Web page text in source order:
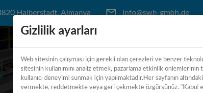
Halberstadt, Almanya info@swh-gmbh.de
ANA
Gizlilik ayarları
Web sitesinin çalışması için gerekli olan çerezleri ve benzer
sitesinin kullanımını analiz etmek, pazarlama etkinlik
kullanıcı deneyimi sunmak için yapılmaktadır.Her sayfanın
vermekte, reddetmekte veya geri çekmekte özgürsünüz. "Kabul